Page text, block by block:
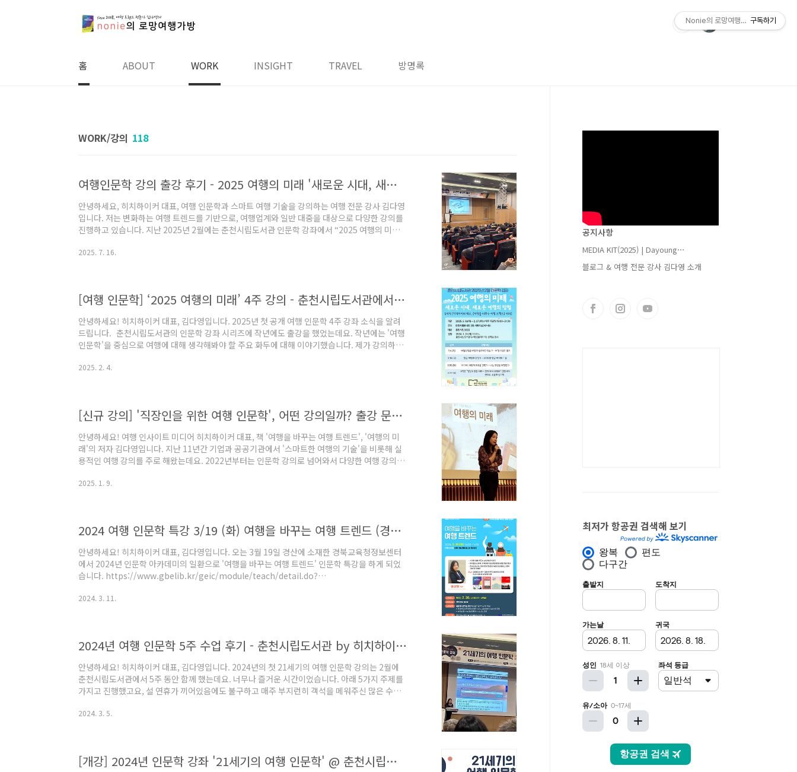
홈 ABOUT WORK INSIGHT TRAVEL 방명록
WORK/강의 118
여행인문학 강의 출강 후기 - 2025 여행의 미래 '새로운 시대, 새로운 여행의 방법' #여행강의 #여행강사
안녕하세요, 히치하이커 대표, 여행 인문학과 스마트 여행 기술을 강의하는 여행 전문 강사 김다영
입니다. 저는 변화하는 여행 트렌드를 기반으로, 여행업계와 일반 대중을 대상으로 다양한 강의를
진행하고 있습니다. 지난 2025년 2월에는 춘천시립도서관 인문학 강좌에서 “2025 여행의 미래:
이번 강의는 단순한 여행 정보가 아닌, 여행을 어떻게 바라보고, 어떻게 실천할 것인가에 대한 인문
2025. 7. 16.
[여행 인문학] ‘2025 여행의 미래’ 4주 강의 - 춘천시립도서관에서 만나요!
안녕하세요! 히치하이커 대표, 김다영입니다. 2025년 첫 공개 여행 인문학 4주 강좌 소식을 알려
드립니다. 춘천시립도서관의 인문학 강좌 시리즈에 작년에도 출강을 했었는데요. 작년에는 '여행
인문학'을 중심으로 여행에 대해 생각해봐야 할 주요 화두에 대해 이야기했습니다. 제가 강의하는
맞물린 최신 화두를 중심으로 진행되기 때문에 수많은 기관과 기업에서 찾아주시고 있는 인문학
2025. 2. 4.
[신규 강의] '직장인을 위한 여행 인문학', 어떤 강의일까? 출강 문의하는 법
안녕하세요! 여행 인사이트 미디어 히치하이커 대표, 책 '여행을 바꾸는 여행 트렌드', '여행의 미
래'의 저자 김다영입니다. 지난 11년간 기업과 공공기관에서 '스마트한 여행의 기술'을 비롯해 실
용적인 여행 강의를 주로 해왔는데요. 2022년부터는 인문학 강의로 넘어와서 다양한 여행 강의를
관에서 이 과정을 채택해 주셨는데요. 특히 도서관 '길위의 인문학'을 비롯해 다회성 인문학 과정을
2025. 1. 9.
2024 여행 인문학 특강 3/19 (화) 여행을 바꾸는 여행 트렌드 (경북교육청)
안녕하세요! 히치하이커 대표, 김다영입니다. 오는 3월 19일 경산에 소재한 경북교육청정보센터
에서 2024년 인문학 아카데미의 일환으로 '여행을 바꾸는 여행 트렌드' 인문학 특강을 하게 되었
습니다. https://www.gbelib.kr/geic/module/teach/detail.do?
경상북도교육청정보센터 경상북도교육청정보센터 www.gbelib.kr 아쉽지만 등록 페이지에 들
2024. 3. 11.
2024년 여행 인문학 5주 수업 후기 - 춘천시립도서관 by 히치하이커 대표 김다영
안녕하세요! 히치하이커 대표, 김다영입니다. 2024년의 첫 21세기의 여행 인문학 강의는 2월에
춘천시립도서관에서 5주 동안 함께 했는데요. 너무나 즐거운 시간이었습니다. 아래 5가지 주제를
가지고 진행했고요, 설 연휴가 끼어있음에도 불구하고 매주 부지런히 객석을 메워주신 많은 수강
이라고 하네요. 그래서인지 여행에 대한 높은 관심이 강의하는 내내 그대로 느껴졌습니다. 무엇보
2024. 3. 5.
[개강] 2024년 인문학 강좌 '21세기의 여행 인문학' @ 춘천시립도서관
공지사항
MEDIA KIT(2025) | Dayoung⋯
블로그 & 여행 전문 강사 김다영 소개
최저가 항공권 검색해 보기
Nonie의 로망여행가방구독하기